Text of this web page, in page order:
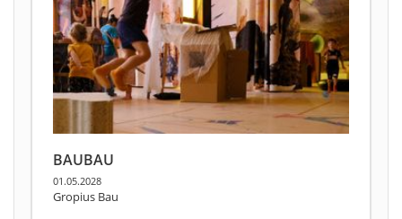
BAUBAU
01.05.2028
Gropius Bau